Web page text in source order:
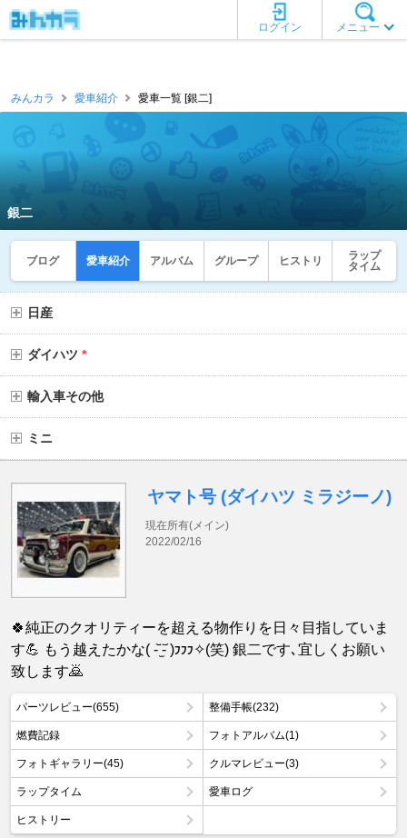
メニュー
ログイン
みんカラ 愛車紹介 愛車一覧 [銀二]
銀二
ブログ 愛車紹介 アルバム グループ ヒストリ
ラップ
タイム
日産
ダイハツ *
輸入車その他
ミニ
ヤマト号 (ダイハツ ミラジーノ)
現在所有(メイン)
2022/02/16
🍀純正のクオリティーを超える物作りを日々目指していま
す💪 もう越えたかな( -᷅ ̫̈-᷄ )𐑲𐑲𐑲✧(笑) 銀二です､宜しくお願い
致します🙇
パーツレビュー(655) 整備手帳(232)
燃費記録 フォトアルバム(1)
フォトギャラリー(45) クルマレビュー(3)
ラップタイム 愛車ログ
ヒストリー